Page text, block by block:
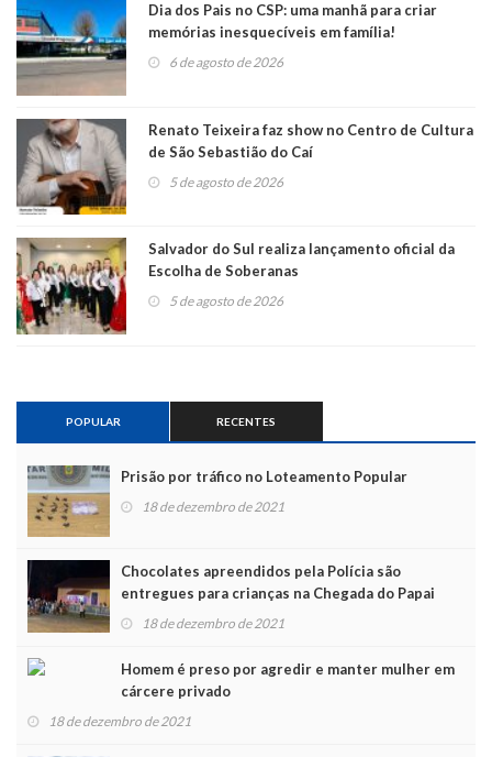
Dia dos Pais no CSP: uma manhã para criar
memórias inesquecíveis em família!
6 de agosto de 2026
Renato Teixeira faz show no Centro de Cultura
de São Sebastião do Caí
5 de agosto de 2026
Salvador do Sul realiza lançamento oficial da
Escolha de Soberanas
5 de agosto de 2026
POPULAR RECENTES
Prisão por tráfico no Loteamento Popular
18 de dezembro de 2021
Chocolates apreendidos pela Polícia são
entregues para crianças na Chegada do Papai
Noel18 de dezembro de 2021
Homem é preso por agredir e manter mulher em
cárcere privado
18 de dezembro de 2021